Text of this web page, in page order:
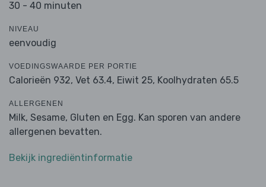
30 - 40 minuten
NIVEAU
eenvoudig
VOEDINGSWAARDE PER PORTIE
Calorieën 932, Vet 63.4, Eiwit 25, Koolhydraten 65.5
ALLERGENEN
Milk, Sesame, Gluten en Egg. Kan sporen van andere
allergenen bevatten.
Bekijk ingrediëntinformatie